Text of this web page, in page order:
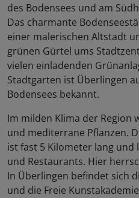
des Bodensees und am
Das charmante
einer malerischen Altstadt
grünen Gürtel ums
vielen einladenden
Stadtgarten ist Überlingen
Bodensees bekannt.
Im milden Klima der Region
und mediterrane Pflanzen.
ist fast 5 Kilometer lang und
und Restaurants. Hier
In Überlingen befindet sich
und die Freie